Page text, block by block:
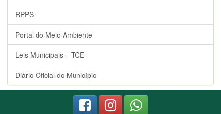
RPPS
Portal do Meio Ambiente
Leis Municipais – TCE
Diário Oficial do Município